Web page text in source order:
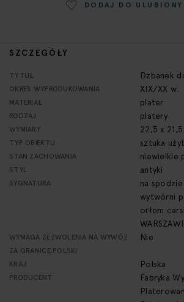
SZCZEGÓŁY
Więcej
informacji
TYTUŁ Dzbanek
OKRES WYPRODUKOWANIA XIX/XX w.
MATERIAŁ plater
RODZAJ platery
WYMIARY 22,5 x
TYP OBIEKTU sztuka
STAN ZACHOWANIA niewielkie
STYL antyki
SYGNATURA
na
wytwórni
orłem
WYMAGA ZEZWOLENIA NA WYWÓZ
ZA GRANICĘ POLSKI
Nie
KRAJ Polska
PRODUCENT
Fabryka
DODAJ DO